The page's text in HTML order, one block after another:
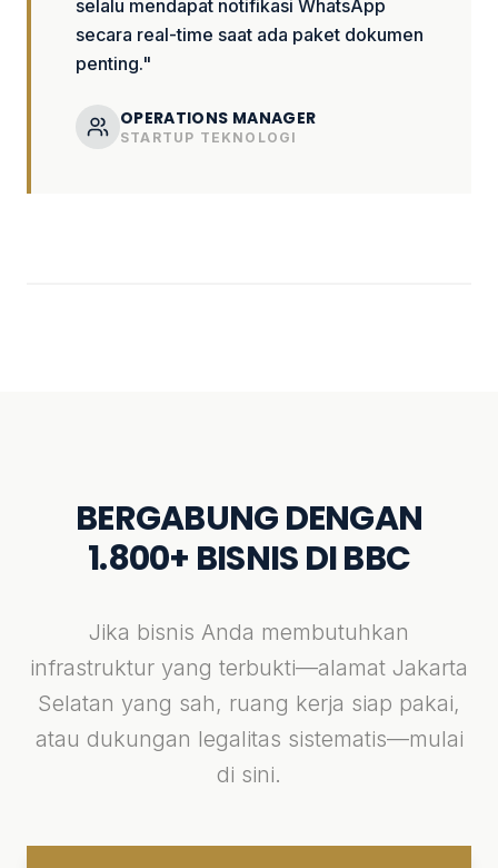
selalu mendapat notifikasi WhatsApp
secara real-time saat ada paket dokumen
penting."
OPERATIONS MANAGER
STARTUP TEKNOLOGI
BERGABUNG DENGAN
1.800+ BISNIS DI BBC
Jika bisnis Anda membutuhkan
infrastruktur yang terbukti—alamat Jakarta
Selatan yang sah, ruang kerja siap pakai,
atau dukungan legalitas sistematis—mulai
di sini.